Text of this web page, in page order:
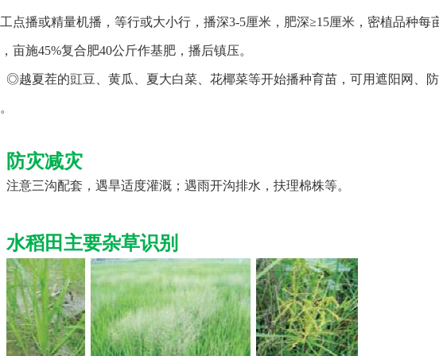
点播或精量机播，等行或大小行，播深3-5厘米，肥深≥15厘米，密植品种每
亩施45%复合肥40公斤作基肥，播后镇压。
◎越夏茬的豇豆、黄瓜、夏大白菜、花椰菜等开始播种育苗，可用遮阳网、
防灾减灾
注意三沟配套，遇旱适度灌溉；遇雨开沟排水，扶理棉株等。
水稻田主要杂草识别